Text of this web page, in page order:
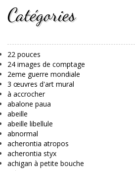
Catégories
22 pouces
24 images de comptage
2eme guerre mondiale
3 œuvres d'art mural
à accrocher
abalone paua
abeille
abeille libellule
abnormal
acherontia atropos
acherontia styx
achigan à petite bouche